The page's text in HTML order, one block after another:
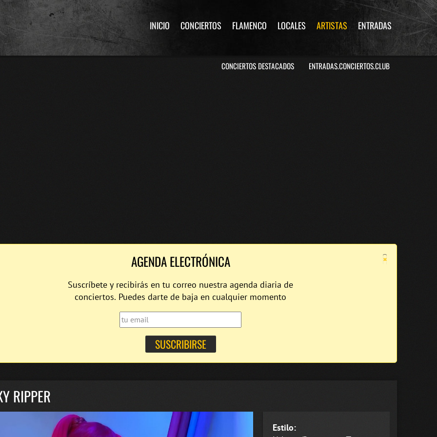
INICIO CONCIERTOS FLAMENCO LOCALES ARTISTAS ENTRADAS
CONCIERTOS DESTACADOS ENTRADAS.CONCIERTOS.CLUB
×
AGENDA ELECTRÓNICA
Suscríbete y recibirás en tu correo nuestra agenda diaria de
conciertos. Puedes darte de baja en cualquier momento
RIPPER
Estilo: